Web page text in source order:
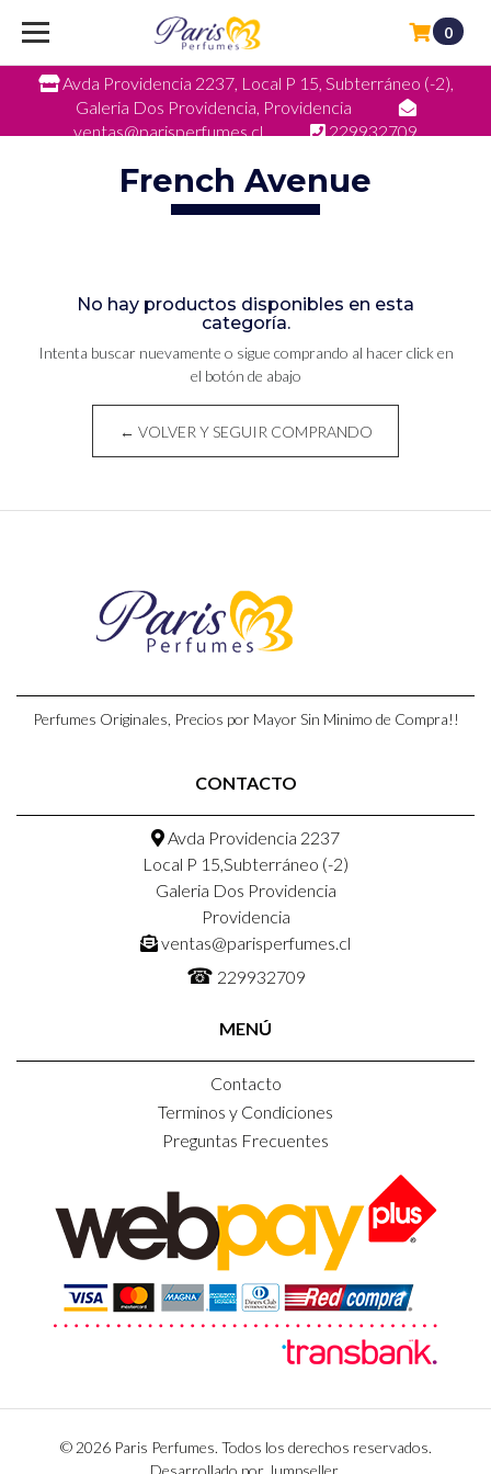
Avda Providencia 2237, Local P 15, Subterráneo (-2),
Galeria Dos Providencia, Providencia
ventas@parisperfumes.cl
229932709
0
French Avenue
No hay productos disponibles en esta
categoría.
Intenta buscar nuevamente o sigue comprando al hacer click en
el botón de abajo
← VOLVER Y SEGUIR COMPRANDO
Perfumes Originales, Precios por Mayor Sin Minimo de Compra!!
CONTACTO
Avda Providencia 2237
Local P 15,Subterráneo (-2)
Galeria Dos Providencia
Providencia
ventas@parisperfumes.cl
☎ 229932709
MENÚ
Contacto
Terminos y Condiciones
Preguntas Frecuentes
© 2026 Paris Perfumes. Todos los derechos reservados.
Desarrollado por Jumpseller.